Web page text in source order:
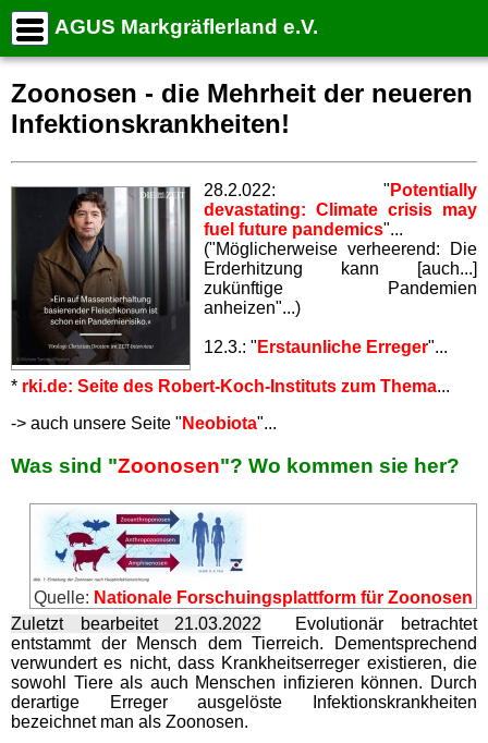
AGUS Markgräflerland e.V.
START
Aktuelle Termine
Dauertermine
--> NAVIGATION . . . . . . . . (alle Seiten)
TRANSFORMATION
GEMEIN-WOHL!
UNSWELT&RESSOURCEN
MOBILITÄT
DIALOG
IMPRESSUM
Login/Logoff
Zoonosen - die Mehrheit der neueren
Infektionskrankheiten!
28.2.022: " Potentially
devastating: Climate crisis may
fuel future pandemics"...
("Möglicherweise verheerend: Die
Erderhitzung kann [auch...]
zukünftige Pandemien
anheizen"...)
12.3.: " Erstaunliche Erreger"...
* rki.de: Seite des Robert-Koch-Instituts zum Thema...
-> auch unsere Seite " Neobiota"...
Was sind "Zoonosen"? Wo kommen sie her?
Quelle: Nationale Forschuingsplattform für Zoonosen
Zuletzt bearbeitet 21.03.2022 Evolutionär betrachtet
entstammt der Mensch dem Tierreich. Dementsprechend
verwundert es nicht, dass Krankheitserreger existieren, die
sowohl Tiere als auch Menschen infizieren können. Durch
derartige Erreger ausgelöste Infektionskrankheiten
bezeichnet man als Zoonosen.